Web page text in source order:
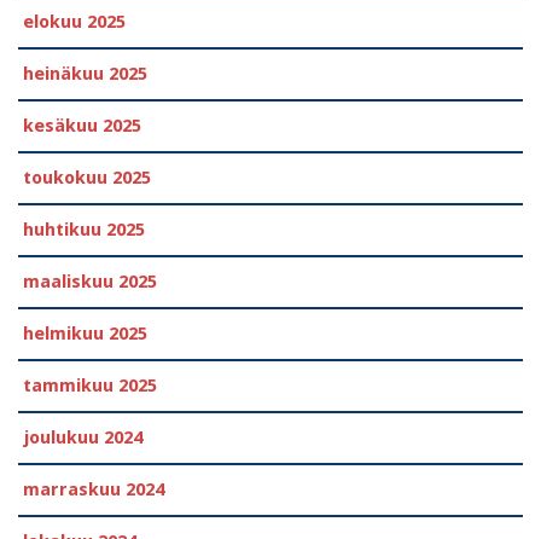
elokuu 2025
heinäkuu 2025
kesäkuu 2025
toukokuu 2025
huhtikuu 2025
maaliskuu 2025
helmikuu 2025
tammikuu 2025
joulukuu 2024
marraskuu 2024